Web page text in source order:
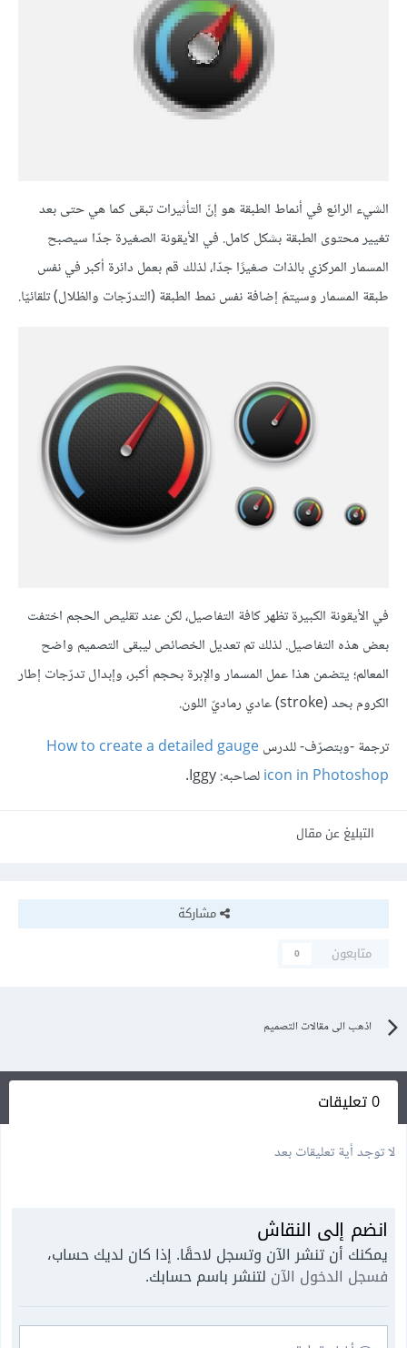
الشيء الرائع في أنماط الطبقة هو إنّ التأثيرات تبقى كما هي حتى بعد
تغيير محتوى الطبقة بشكل كامل. في الأيقونة الصغيرة جدّا سيصبح
المسمار المركزي بالذات صغيرًا جدّا، لذلك قم بعمل دائرة أكبر في نفس
طبقة المسمار وسيتمّ إضافة نفس نمط الطبقة (التدرّجات والظلال) تلقائيّا.
في الأيقونة الكبيرة تظهر كافة التفاصيل، لكن عند تقليص الحجم اختفت
بعض هذه التفاصيل. لذلك تم تعديل الخصائص ليبقى التصميم واضح
المعالم؛ يتضمن هذا عمل المسمار والإبرة بحجم أكبر، وإبدال تدرّجات إطار
الكروم بحد (stroke) عادي رماديّ اللون.
ترجمة -وبتصرّف- للدرسHow to create a detailed gauge
icon in Photoshopلصاحبه: Iggy.
التبليغ عن مقال
مشاركة
متابعون
0
اذهب الى مقالات التصميم
0 تعليقات
لا توجد أية تعليقات بعد
انضم إلى النقاش
يمكنك أن تنشر الآن وتسجل لاحقًا. إذا كان لديك حساب،
فسجل الدخول الآن لتنشر باسم حسابك.